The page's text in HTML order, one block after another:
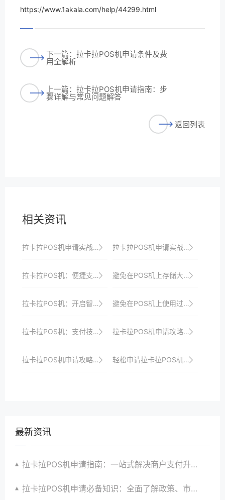
https://www.1akala.com/help/44299.html
下一篇：拉卡拉POS机申请条件及费
用全解析
上一篇：拉卡拉POS机申请指南：步
骤详解与常见问题解答
返回列表
相关资讯
拉卡拉POS机申请实战：如何快速通过审核并上线 拉卡拉POS机申请实战技巧：轻松应对各种挑战
拉卡拉POS机：便捷支付，提升消费体验 避免在POS机上存储大量个人数据，以防泄露。
拉卡拉POS机：开启智慧支付的新时代 避免在POS机上使用过于复杂的支付流程，影响客户体验。
拉卡拉POS机：支付技术的新飞跃 拉卡拉POS机申请攻略：新手必看
拉卡拉POS机申请攻略：如何选择适合自己的机型？ 轻松申请拉卡拉POS机，开启便捷支付之旅
最新资讯
拉卡拉POS机申请指南：一站式解决商户支付升级、智能化与创新需求
拉卡拉POS机申请必备知识：全面了解政策、市场、技术与创新趋势